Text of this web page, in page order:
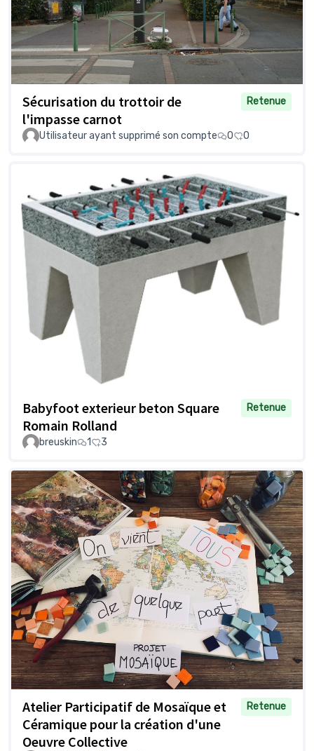
Sécurisation du trottoir de
l'impasse carnot
Retenue
Utilisateur ayant supprimé son compte 0 0
Babyfoot exterieur beton Square
Romain Rolland
Retenue
breuskin 1 3
Atelier Participatif de Mosaïque et
Céramique pour la création d'une
Oeuvre Collective
Retenue